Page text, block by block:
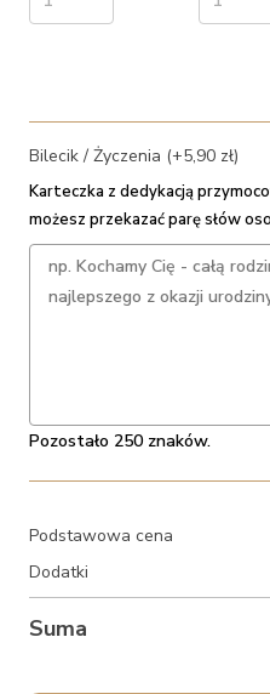
Bilecik / Życzenia (+5,90 zł)
Karteczka z dedykacją
możesz przekazać parę słów
Pozostało 250 znaków.
Podstawowa cena
Dodatki
Suma